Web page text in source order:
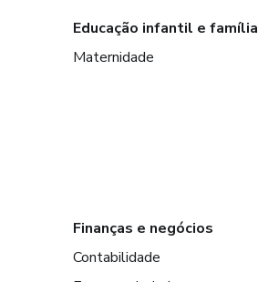
Educação infantil e família
Maternidade
Finanças e negócios
Contabilidade